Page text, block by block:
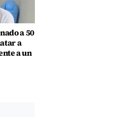
a 50
a
a un